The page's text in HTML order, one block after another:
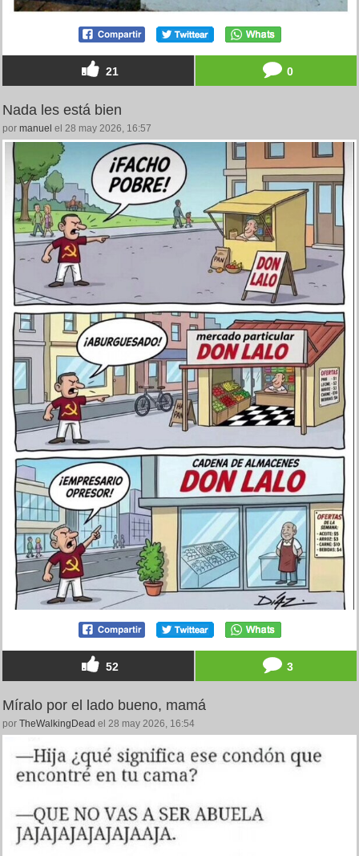
21 0
Nada les está bien
por manuel el 28 may 2026, 16:57
52 3
Míralo por el lado bueno, mamá
por TheWalkingDead el 28 may 2026, 16:54